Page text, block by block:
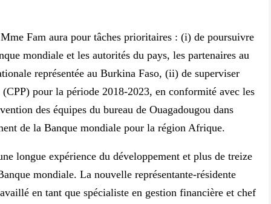
Fam aura pour tâches prioritaires : (i) de poursuivre
mondiale et les autorités du pays, les partenaires au
représentée au Burkina Faso, (ii) de superviser
pour la période 2018-2023, en conformité avec les
des équipes du bureau de Ouagadougou dans
de la Banque mondiale pour la région Afrique.
longue expérience du développement et plus de treize
mondiale. La nouvelle représentante-résidente
en tant que spécialiste en gestion financière et chef